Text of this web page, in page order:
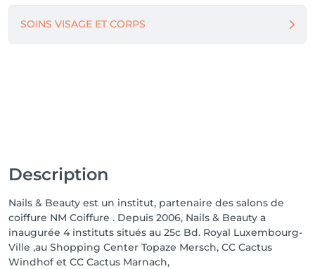
SOINS VISAGE ET CORPS
Description
Nails & Beauty est un institut, partenaire des salons de
coiffure NM Coiffure . Depuis 2006, Nails & Beauty a
inaugurée 4 instituts situés au 25c Bd. Royal Luxembourg-
Ville ,au Shopping Center Topaze Mersch, CC Cactus
Windhof et CC Cactus Marnach,